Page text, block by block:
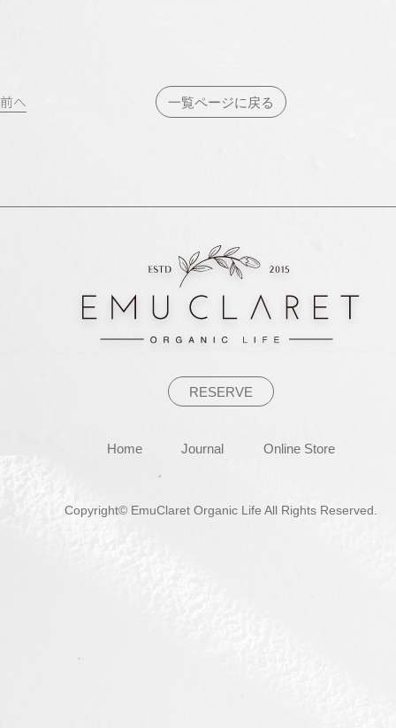
投
前へ 一覧ページに戻る
RESERVE
Home Journal Online Store
Copyright© EmuClaret Organic Life All Rights Reserved.